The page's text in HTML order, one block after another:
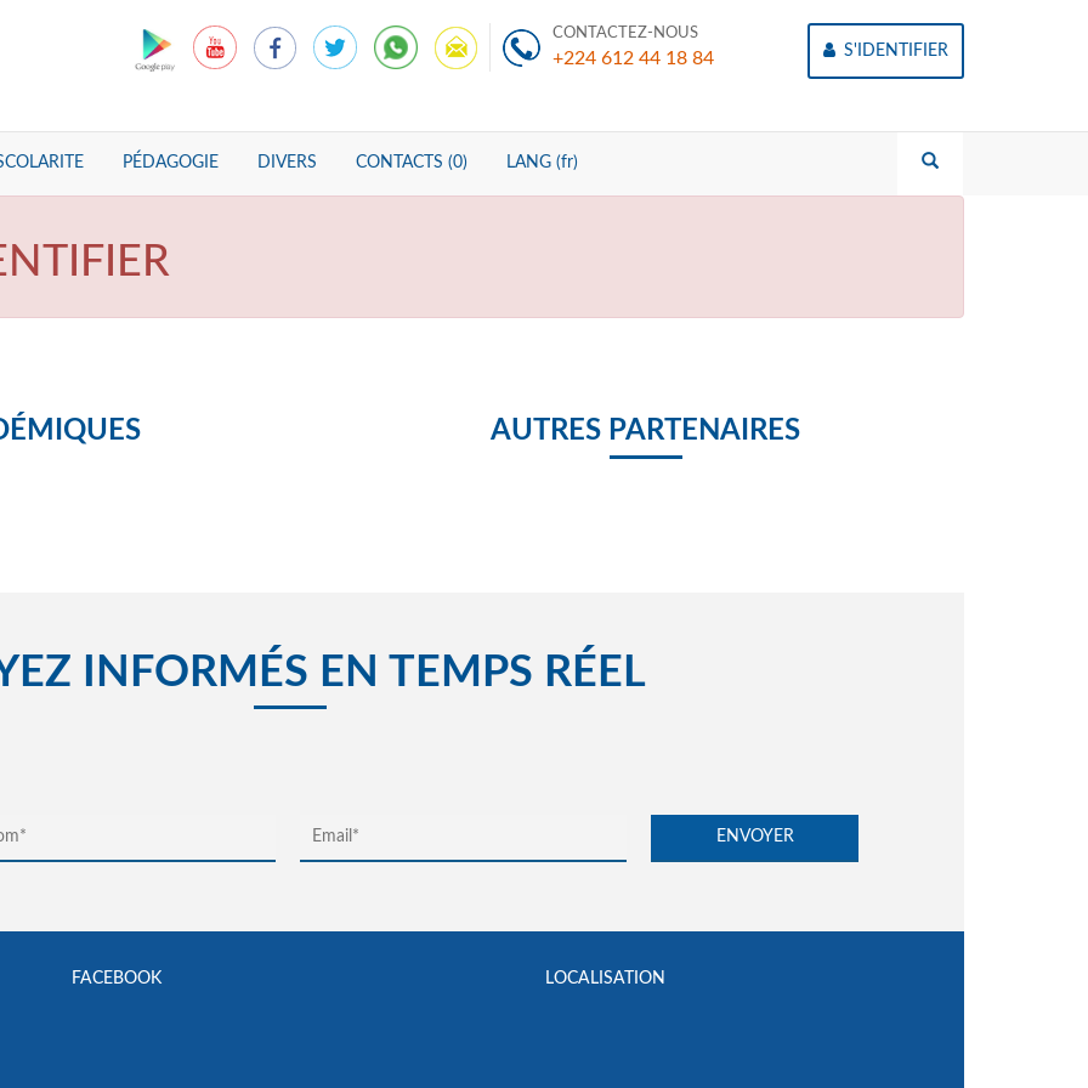
CONTACTEZ-NOUS
+224 612 44 18 84 S'IDENTIFIER
PÉDAGOGIE DIVERS CONTACTS (0) LANG (fr)
AUTRES PARTENAIRES
INFORMÉS EN TEMPS RÉEL
FACEBOOK LOCALISATION